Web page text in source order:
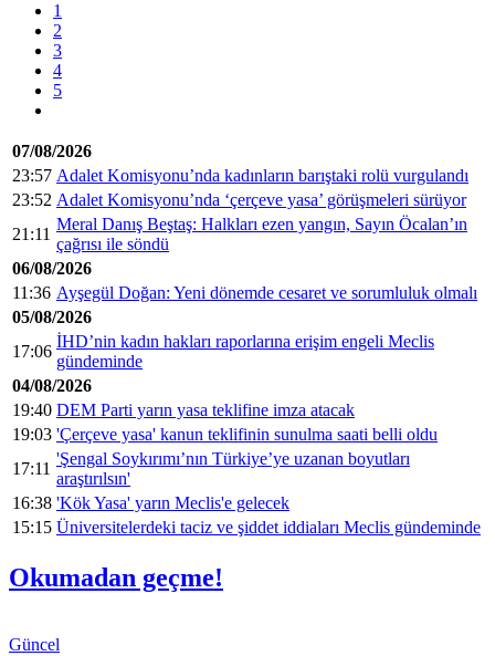
1
2
3
4
5
07/08/2026
23:57 Adalet Komisyonu’nda kadınların barıştaki rolü vurgulandı
23:52 Adalet Komisyonu’nda ‘çerçeve yasa’ görüşmeleri sürüyor
21:11
Meral Danış Beştaş: Halkları ezen yangın, Sayın Öcalan’ın
çağrısı ile söndü
06/08/2026
11:36 Ayşegül Doğan: Yeni dönemde cesaret ve sorumluluk olmalı
05/08/2026
17:06
İHD’nin kadın hakları raporlarına erişim engeli Meclis
gündeminde
04/08/2026
19:40 DEM Parti yarın yasa teklifine imza atacak
19:03 'Çerçeve yasa' kanun teklifinin sunulma saati belli oldu
17:11
'Şengal Soykırımı’nın Türkiye’ye uzanan boyutları
araştırılsın'
16:38 'Kök Yasa' yarın Meclis'e gelecek
15:15 Üniversitelerdeki taciz ve şiddet iddiaları Meclis gündeminde
Okumadan geçme!
Güncel